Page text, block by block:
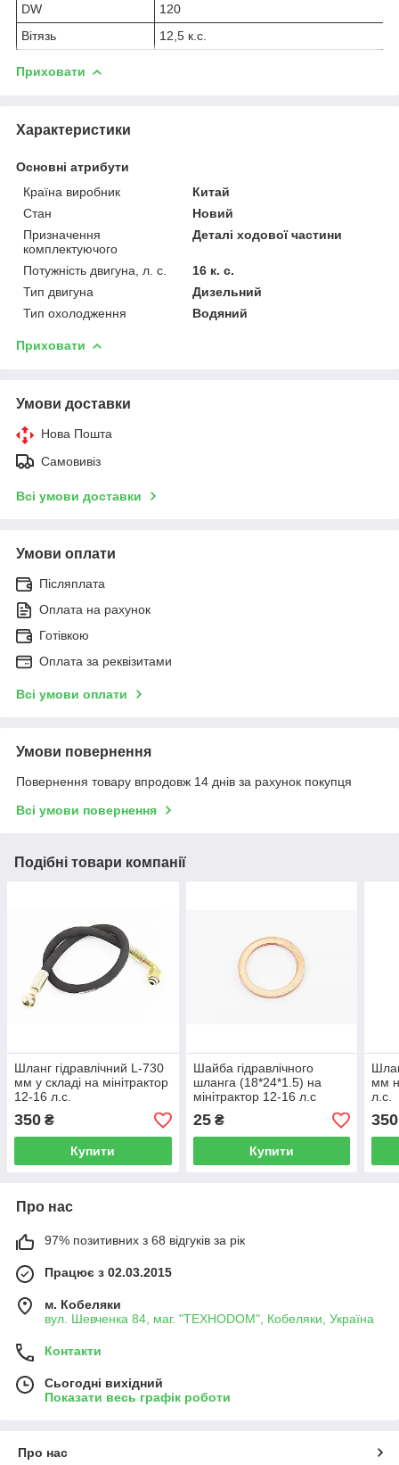
DW
120
Вітязь
12,5 к.с.
Приховати
Характеристики
Основні атрибути
Країна виробник
Китай
Стан
Новий
Призначення
комплектуючого
Деталі ходової частини
Потужність двигуна, л. с.
16 к. с.
Тип двигуна
Дизельний
Тип охолодження
Водяний
Приховати
Умови доставки
Нова Пошта
Самовивіз
Всі умови доставки
Умови оплати
Післяплата
Оплата на рахунок
Готівкою
Оплата за реквізитами
Всі умови оплати
Умови повернення
Повернення товару впродовж 14 днів за рахунок покупця
Всі умови повернення
Подібні товари компанії
Шланг гідравлічний L-730
мм у складі на мінітрактор
12-16 л.с.
350 ₴
Купити
Шайба гідравлічного
шланга (18*24*1.5) на
мінітрактор 12-16 л.с
25₴
Купити
мм
л.с.
350
Про нас
97% позитивних з 68 відгуків за рік
Працює з 02.03.2015
м. Кобеляки
вул. Шевченка 84, маг. "ТЕХНОDOM", Кобеляки, Україна
Контакти
Сьогодні вихідний
Показати весь графік роботи
Про нас